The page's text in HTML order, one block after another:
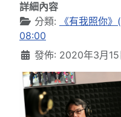
詳細內容
分類:
《有我照你
08:00
發佈: 2020年3月15